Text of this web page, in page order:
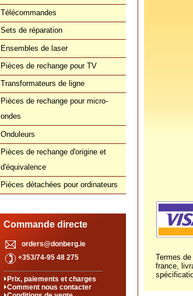
Télécommandes
Sets de réparation
Ensembles de laser
Pièces de rechange pour TV
Transformateurs de ligne
Pièces de rechange pour micro-
ondes
Onduleurs
Pièces de rechange d'origine et
d'équivalence
Pièces détachées pour ordinateurs
Commande directe
orders@donberg.ie
+353/74-95 48 275
Prix, paiements et charges
Comment nous contacter
Termes
france,